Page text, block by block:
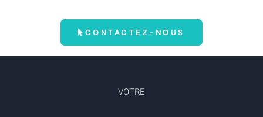
CONTACTEZ-NOUS
VOTRE